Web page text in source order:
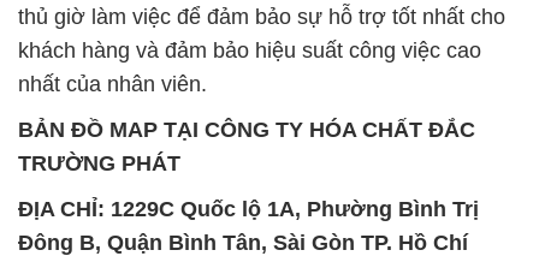
thủ giờ làm việc để đảm bảo sự hỗ trợ tốt nhất cho
khách hàng và đảm bảo hiệu suất công việc cao
nhất của nhân viên.
BẢN ĐỒ MAP TẠI CÔNG TY HÓA CHẤT ĐẮC
TRƯỜNG PHÁT
ĐỊA CHỈ: 1229C Quốc lộ 1A, Phường Bình Trị
Đông B, Quận Bình Tân, Sài Gòn TP. Hồ Chí